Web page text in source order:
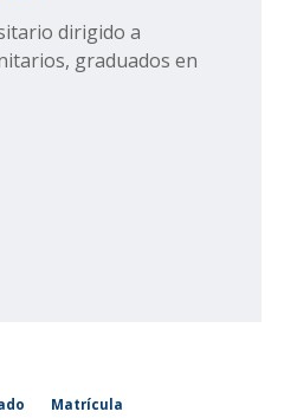
dirigido a
graduados en
Matrícula